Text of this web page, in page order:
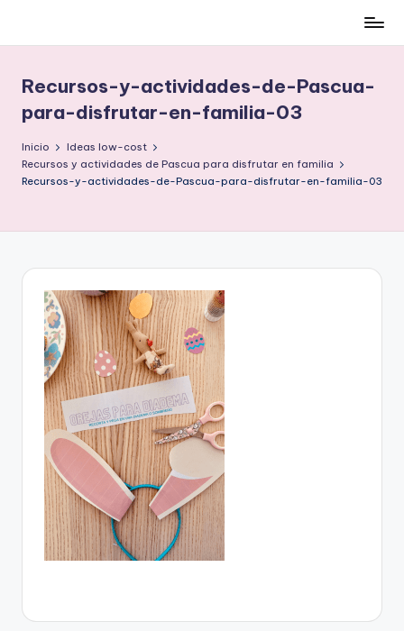
contenido
low-
cost
y
morir
en
Recursos-y-actividades-de-Pascua-
para-disfrutar-en-familia-03
Inicio
Ideas low-cost
Recursos y actividades de Pascua para disfrutar en familia
Recursos-y-actividades-de-Pascua-para-disfrutar-en-familia-03